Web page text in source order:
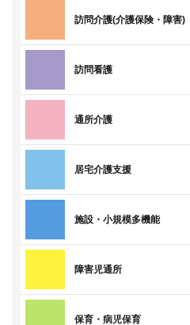
訪問介護(介護保険・障害)
訪問看護
通所介護
居宅介護支援
施設・小規模多機能
障害児通所
保育・病児保育